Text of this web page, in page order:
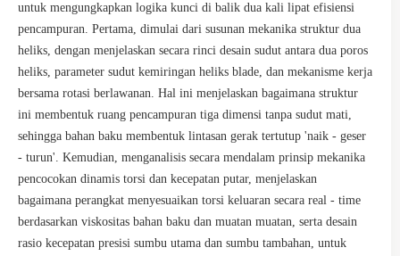
untuk mengungkapkan logika kunci di balik dua kali lipat efisiensi
pencampuran. Pertama, dimulai dari susunan mekanika struktur dua
heliks, dengan menjelaskan secara rinci desain sudut antara dua poros
heliks, parameter sudut kemiringan heliks blade, dan mekanisme kerja
bersama rotasi berlawanan. Hal ini menjelaskan bagaimana struktur
ini membentuk ruang pencampuran tiga dimensi tanpa sudut mati,
sehingga bahan baku membentuk lintasan gerak tertutup 'naik - geser
- turun'. Kemudian, menganalisis secara mendalam prinsip mekanika
pencocokan dinamis torsi dan kecepatan putar, menjelaskan
bagaimana perangkat menyesuaikan torsi keluaran secara real - time
berdasarkan viskositas bahan baku dan muatan muatan, serta desain
rasio kecepatan presisi sumbu utama dan sumbu tambahan, untuk